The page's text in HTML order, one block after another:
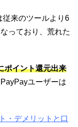
従来のツールより6
っており、荒れた
ポイント還元出来
ユーザーは
・デメリットと口